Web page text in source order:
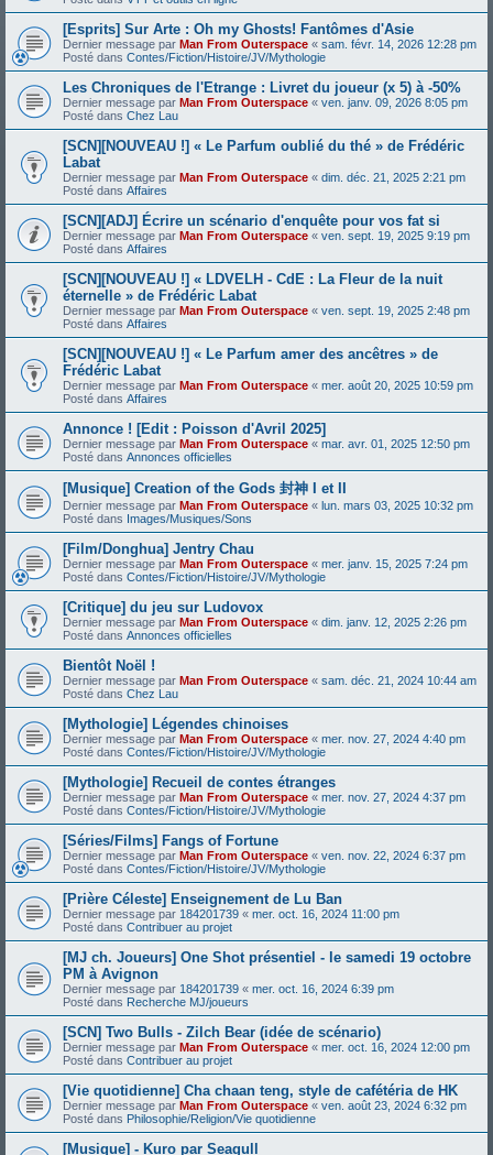
[Esprits] Sur Arte : Oh my Ghosts! Fantômes d'Asie
Dernier message par Man From Outerspace « sam. févr. 14, 2026 12:28 pm
Posté dans Contes/Fiction/Histoire/JV/Mythologie
Les Chroniques de l'Etrange : Livret du joueur (x 5) à -50%
Dernier message par Man From Outerspace « ven. janv. 09, 2026 8:05 pm
Posté dans Chez Lau
[SCN][NOUVEAU !] « Le Parfum oublié du thé » de Frédéric
Labat
Dernier message par Man From Outerspace « dim. déc. 21, 2025 2:21 pm
Posté dans Affaires
[SCN][ADJ] Écrire un scénario d'enquête pour vos fat si
Dernier message par Man From Outerspace « ven. sept. 19, 2025 9:19 pm
Posté dans Affaires
[SCN][NOUVEAU !] « LDVELH - CdE : La Fleur de la nuit
éternelle » de Frédéric Labat
Dernier message par Man From Outerspace « ven. sept. 19, 2025 2:48 pm
Posté dans Affaires
[SCN][NOUVEAU !] « Le Parfum amer des ancêtres » de
Frédéric Labat
Dernier message par Man From Outerspace « mer. août 20, 2025 10:59 pm
Posté dans Affaires
Annonce ! [Edit : Poisson d'Avril 2025]
Dernier message par Man From Outerspace « mar. avr. 01, 2025 12:50 pm
Posté dans Annonces officielles
[Musique] Creation of the Gods 封神 I et II
Dernier message par Man From Outerspace « lun. mars 03, 2025 10:32 pm
Posté dans Images/Musiques/Sons
[Film/Donghua] Jentry Chau
Dernier message par Man From Outerspace « mer. janv. 15, 2025 7:24 pm
Posté dans Contes/Fiction/Histoire/JV/Mythologie
[Critique] du jeu sur Ludovox
Dernier message par Man From Outerspace « dim. janv. 12, 2025 2:26 pm
Posté dans Annonces officielles
Bientôt Noël !
Dernier message par Man From Outerspace « sam. déc. 21, 2024 10:44 am
Posté dans Chez Lau
[Mythologie] Légendes chinoises
Dernier message par Man From Outerspace « mer. nov. 27, 2024 4:40 pm
Posté dans Contes/Fiction/Histoire/JV/Mythologie
[Mythologie] Recueil de contes étranges
Dernier message par Man From Outerspace « mer. nov. 27, 2024 4:37 pm
Posté dans Contes/Fiction/Histoire/JV/Mythologie
[Séries/Films] Fangs of Fortune
Dernier message par Man From Outerspace « ven. nov. 22, 2024 6:37 pm
Posté dans Contes/Fiction/Histoire/JV/Mythologie
[Prière Céleste] Enseignement de Lu Ban
Dernier message par 184201739 « mer. oct. 16, 2024 11:00 pm
Posté dans Contribuer au projet
[MJ ch. Joueurs] One Shot présentiel - le samedi 19 octobre
PM à Avignon
Dernier message par 184201739 « mer. oct. 16, 2024 6:39 pm
Posté dans Recherche MJ/joueurs
[SCN] Two Bulls - Zilch Bear (idée de scénario)
Dernier message par Man From Outerspace « mer. oct. 16, 2024 12:00 pm
Posté dans Contribuer au projet
[Vie quotidienne] Cha chaan teng, style de cafétéria de HK
Dernier message par Man From Outerspace « ven. août 23, 2024 6:32 pm
Posté dans Philosophie/Religion/Vie quotidienne
[Musique] - Kuro par Seagull